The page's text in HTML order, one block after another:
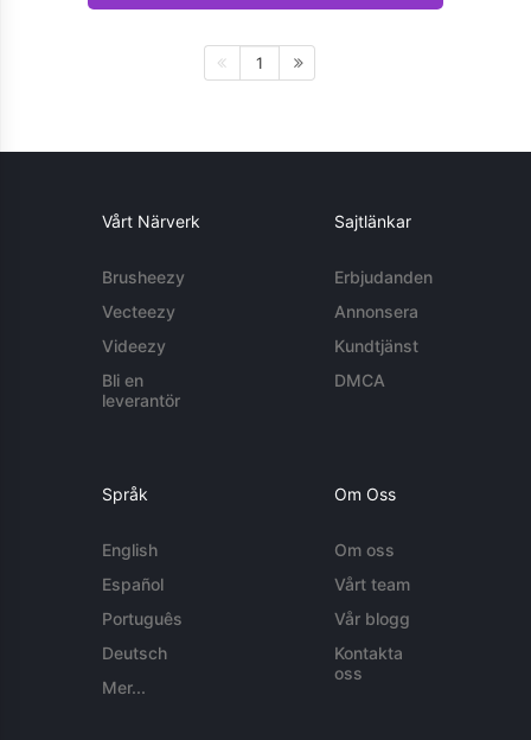
1
Vårt Närverk
Brusheezy
Vecteezy
Videezy
Bli en
leverantör
Sajtlänkar
Erbjudanden
Annonsera
Kundtjänst
DMCA
Språk
English
Español
Português
Deutsch
Mer...
Om Oss
Om oss
Vårt team
Vår blogg
Kontakta
oss